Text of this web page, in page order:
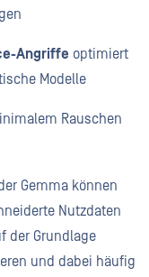
Angriffe optimiert
Modelle
Rauschen
Gemma können
Nutzdaten
der Grundlage
und dabei häufig